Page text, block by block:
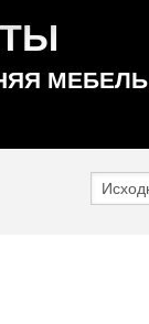
МЕБЕЛЬ